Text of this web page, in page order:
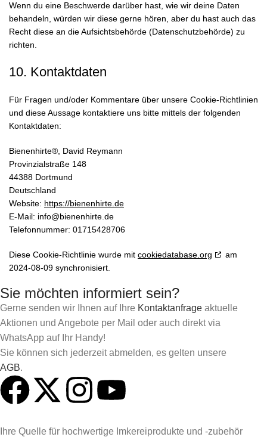
Wenn du eine Beschwerde darüber hast, wie wir deine Daten
behandeln, würden wir diese gerne hören, aber du hast auch das
Recht diese an die Aufsichtsbehörde (Datenschutzbehörde) zu
richten.
10. Kontaktdaten
Für Fragen und/oder Kommentare über unsere Cookie-Richtlinien
und diese Aussage kontaktiere uns bitte mittels der folgenden
Kontaktdaten:
Bienenhirte®, David Reymann
Provinzialstraße 148
44388 Dortmund
Deutschland
Website: https://bienenhirte.de
E-Mail: info@bienenhirte.de
Telefonnummer: 01715428706
Diese Cookie-Richtlinie wurde mit cookiedatabase.org
am
2024-08-09 synchronisiert.
Sie möchten informiert sein?
Gerne senden wir Ihnen auf Ihre Kontaktanfrage aktuelle
Aktionen und Angebote per Mail oder auch direkt via
WhatsApp auf Ihr Handy!
Sie können sich jederzeit abmelden, es gelten unsere
AGB.
Ihre Quelle für hochwertige Imkereiprodukte und -zubehör